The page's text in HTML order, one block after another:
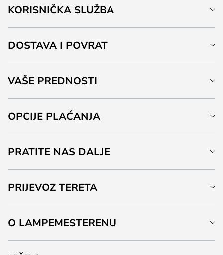
KORISNIČKA SLUŽBA
DOSTAVA I POVRAT
VAŠE PREDNOSTI
OPCIJE PLAĆANJA
PRATITE NAS DALJE
PRIJEVOZ TERETA
O LAMPEMESTERENU